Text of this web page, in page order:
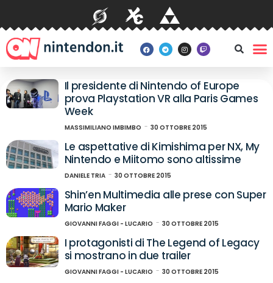
Il presidente di Nintendo of Europe
prova Playstation VR alla Paris Games
Week
MASSIMILIANO IMBIMBO 30 OTTOBRE 2015
Le aspettative di Kimishima per NX, My
Nintendo e Miitomo sono altissime
DANIELE TRIA 30 OTTOBRE 2015
Shin’en Multimedia alle prese con Super
Mario Maker
GIOVANNI FAGGI - LUCARIO 30 OTTOBRE 2015
I protagonisti di The Legend of Legacy
si mostrano in due trailer
GIOVANNI FAGGI - LUCARIO 30 OTTOBRE 2015